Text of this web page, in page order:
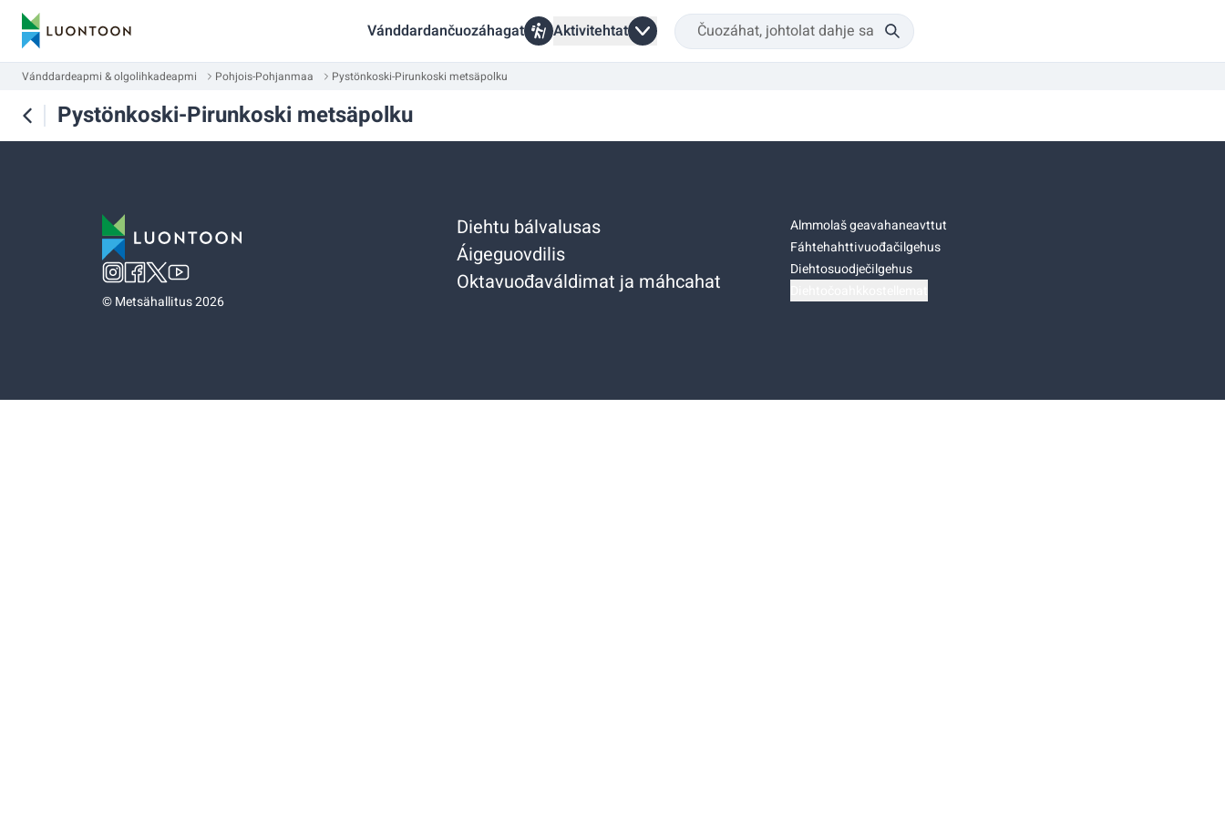
Vánddardančuozáhagat Aktivitehtat
Vánddardeapmi & olgolihkadeapmi Pohjois-Pohjanmaa Pystönkoski-Pirunkoski metsäpolku
Pystönkoski-Pirunkoski metsäpolku
©Metsähallitus 2026
Diehtu bálvalusas
Áigeguovdilis
Oktavuođaváldimat ja máhcahat
Almmolaš geavahaneavttut
Fáhtehahttivuođačilgehus
Diehtosuodječilgehus